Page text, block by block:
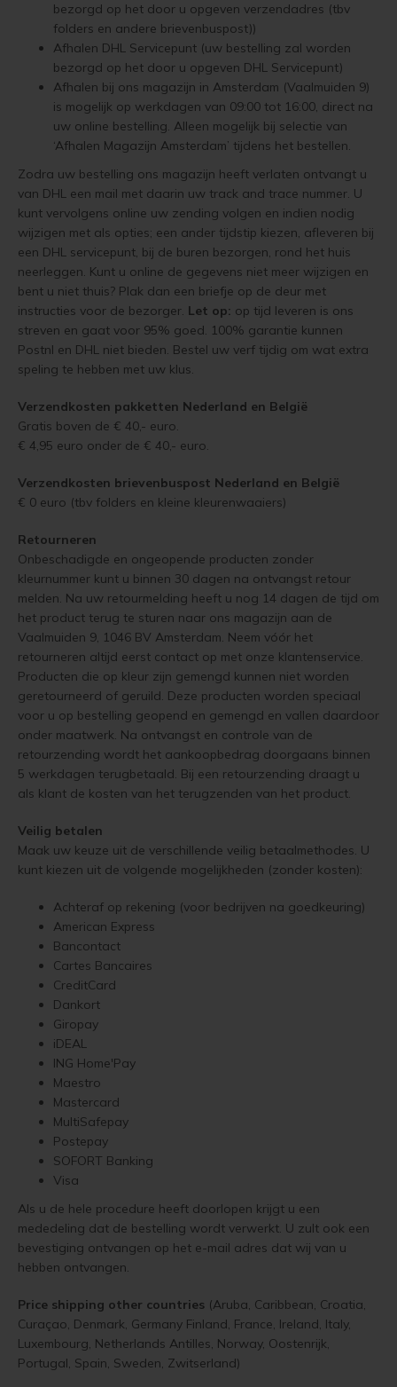
Geïmpregneerd hout behandelen
Geïmpregneerd hout olien
Geïmpregneerd hout beitsen
Grenen behandelen
Grenen oliën
Grenen beitsen
Grenen verven
Lariks Hout Behandelen
Lariks hout olien
Lariks hout verven
Red Cedar behandelen
Red Cedar oliën
Red Cedar beitsen
Red Cedar verven
Steigerhout behandelen
Steigerhout olien
Steigerhout beitsen
Steigerhout verven
Vurenhout olien
Vurenhout beitsen
Vurenhout verven
Olympic Water Repellent Oil Stain Overschilderen
Olympic Premium Acrylic Latex Stain Overschilderen
White wash vloer
Houten vloer verven
Houten vloer lakken
Trap verven
Trap lakken
Olympic Oil Stain 713 overschilderen
Olympic Oil Stain 716 overschilderen
Olympic Oil Stain 716 alternatief
Olympic Oil Stain 727 overschilderen
Olympic Oil Stain 727 Alternatief
Olympic Stain 911 overschilderen
Betonvloer met Oxan Olie opnieuw behandelen
Houten vloer wit verven
Houten vloer verven met de meest slijtvaste verf van Jotun
Houten vloer grijs verven
Jotun Lady kleur 7163 Minty Breeze
bezorgd op het door u opgeven verzendadres (tbv
folders en andere brievenbuspost))
Afhalen DHL Servicepunt (uw bestelling zal worden
bezorgd op het door u opgeven DHL Servicepunt)
Afhalen bij ons magazijn in Amsterdam (Vaalmuiden 9)
is mogelijk op werkdagen van 09:00 tot 16:00, direct na
uw online bestelling. Alleen mogelijk bij selectie van
‘Afhalen Magazijn Amsterdam’ tijdens het bestellen.
Zodra uw bestelling ons magazijn heeft verlaten ontvangt u
van DHL een mail met daarin uw track and trace nummer. U
kunt vervolgens online uw zending volgen en indien nodig
wijzigen met als opties; een ander tijdstip kiezen, afleveren bij
een DHL servicepunt, bij de buren bezorgen, rond het huis
neerleggen. Kunt u online de gegevens niet meer wijzigen en
bent u niet thuis? Plak dan een briefje op de deur met
instructies voor de bezorger. Let op: op tijd leveren is ons
streven en gaat voor 95% goed. 100% garantie kunnen
Postnl en DHL niet bieden. Bestel uw verf tijdig om wat extra
speling te hebben met uw klus.
Verzendkosten pakketten Nederland en België
Gratis boven de € 40,- euro.
€ 4,95 euro onder de € 40,- euro.
Verzendkosten brievenbuspost Nederland en België
€ 0 euro (tbv folders en kleine kleurenwaaiers)
Retourneren
Onbeschadigde en ongeopende producten zonder
kleurnummer kunt u binnen 30 dagen na ontvangst retour
melden. Na uw retourmelding heeft u nog 14 dagen de tijd om
het product terug te sturen naar ons magazijn aan de
Vaalmuiden 9, 1046 BV Amsterdam. Neem vóór het
retourneren altijd eerst contact op met onze klantenservice.
Producten die op kleur zijn gemengd kunnen niet worden
geretourneerd of geruild. Deze producten worden speciaal
voor u op bestelling geopend en gemengd en vallen daardoor
onder maatwerk. Na ontvangst en controle van de
retourzending wordt het aankoopbedrag doorgaans binnen
5 werkdagen terugbetaald. Bij een retourzending draagt u
als klant de kosten van het terugzenden van het product.
Veilig betalen
Maak uw keuze uit de verschillende veilig betaalmethodes. U
kunt kiezen uit de volgende mogelijkheden (zonder kosten):
Achteraf op rekening (voor bedrijven na goedkeuring)
American Express
Bancontact
Cartes Bancaires
CreditCard
Dankort
Giropay
iDEAL
ING Home'Pay
Maestro
Mastercard
MultiSafepay
Postepay
SOFORT Banking
Visa
Als u de hele procedure heeft doorlopen krijgt u een
mededeling dat de bestelling wordt verwerkt. U zult ook een
bevestiging ontvangen op het e-mail adres dat wij van u
hebben ontvangen.
Price shipping other countries (Aruba, Caribbean, Croatia,
Curaçao, Denmark, Germany Finland, France, Ireland, Italy,
Luxembourg, Netherlands Antilles, Norway, Oostenrijk,
Portugal, Spain, Sweden, Zwitserland)